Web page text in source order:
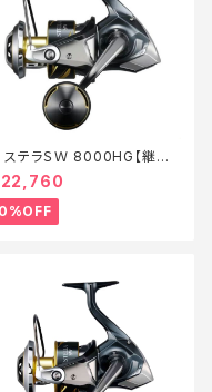
ステラＳＷ 8000HG【継続
ル_リール】【10】